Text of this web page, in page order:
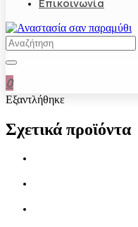
Επικοινωνία
0
Εξαντλήθηκε
Σχετικά προϊόντα